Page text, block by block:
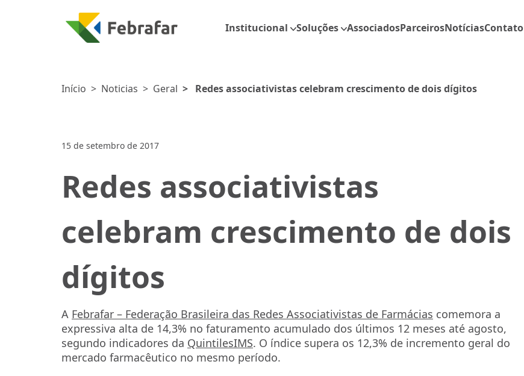
Institucional Soluções AssociadosParceirosNotíciasContato
Início > Noticias > Geral > Redes associativistas celebram crescimento de dois dígitos
15 de setembro de 2017
Redes associativistas
celebram crescimento de dois
dígitos
A Febrafar – Federação Brasileira das Redes Associativistas de Farmácias comemora a
expressiva alta de 14,3% no faturamento acumulado dos últimos 12 meses até agosto,
segundo indicadores da QuintilesIMS. O índice supera os 12,3% de incremento geral do
mercado farmacêutico no mesmo período.